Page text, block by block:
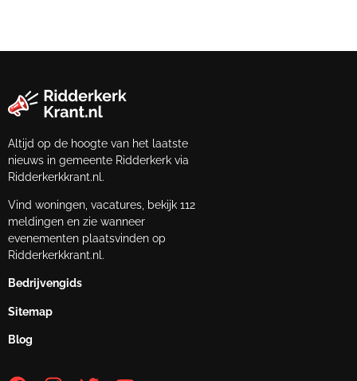
Altijd op de hoogte van het laatste
nieuws in gemeente Ridderkerk via
Ridderkerkkrant.nl.
Vind woningen, vacatures, bekijk 112
meldingen en zie wanneer
evenementen plaatsvinden op
Ridderkerkkrant.nl.
Bedrijvengids
Sitemap
Blog